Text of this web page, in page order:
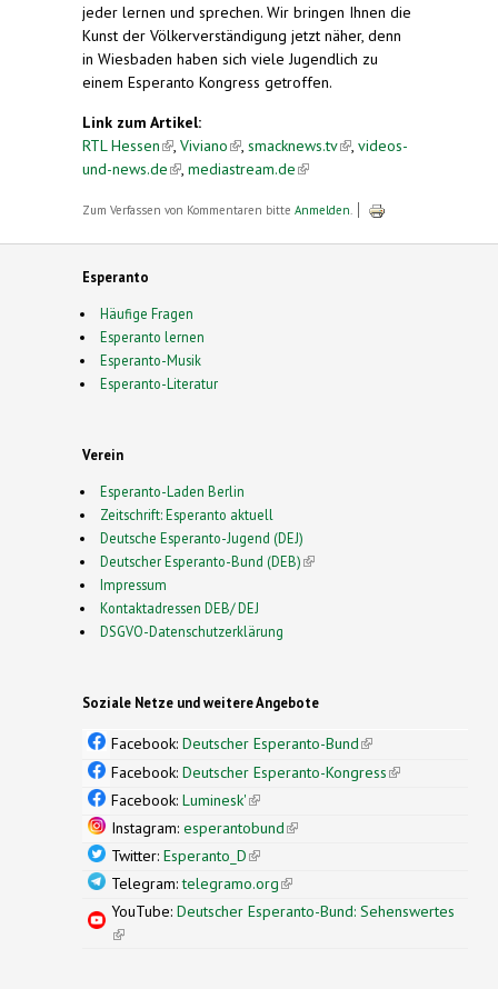
jeder lernen und sprechen. Wir bringen Ihnen die
Kunst der Völkerverständigung jetzt näher, denn
in Wiesbaden haben sich viele Jugendlich zu
einem Esperanto Kongress getroffen.
Link zum Artikel:
RTL Hessen(link is external)
Viviano(link is external)
smacknews.tv(link isvideos-
und-news.de(link is external)
mediastream.de(link is external)
Zum Verfassen von Kommentaren bitte Anmelden
Esperanto
Häufige Fragen
Esperanto lernen
Esperanto-Musik
Esperanto-Literatur
Verein
Esperanto-Laden Berlin
Zeitschrift: Esperanto aktuell
Deutsche Esperanto-Jugend (DEJ)
Deutscher Esperanto-Bund (DEB)(link is external)
Impressum
Kontaktadressen DEB/ DEJ
DSGVO-Datenschutzerklärung
Soziale Netze und weitere Angebote
Facebook: Deutscher Esperanto-Bund(link is
external)
Facebook: Deutscher Esperanto-Kongress(link is
Facebook: Luminesk'(link is external)
Instagram: esperantobund(link is external)
Twitter: Esperanto_D(link is external)
Telegram:telegramo.org(link is external)
YouTube: Deutscher Esperanto-Bund: Sehenswertes
(link is external)